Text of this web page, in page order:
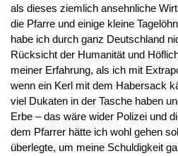
als dieses ziemlich ansehnliche
die Pfarre und einige kleine
habe ich durch ganz Deutschland
Rücksicht der Humanität und
meiner Erfahrung, als ich mit
wenn ein Kerl mit dem Habersack
viel Dukaten in der Tasche haben
Erbe – das wäre wider Polizei und
dem Pfarrer hätte ich wohl gehen
überlegte, um meine Schuldigkeit